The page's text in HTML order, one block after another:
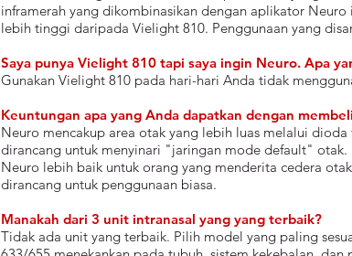
inframerah yang dikombinasikan dengan aplikator
lebih tinggi daripada Vielight 810. Penggunaan yang
Saya punya Vielight 810 tapi saya ingin Neuro. Apa
Gunakan Vielight 810 pada hari-hari Anda tidak
Keuntungan apa yang Anda dapatkan dengan
Neuro mencakup area otak yang lebih luas melalui
dirancang untuk menyinari "jaringan mode default" otak.
Neuro lebih baik untuk orang yang menderita cedera
dirancang untuk penggunaan biasa.
Manakah dari 3 unit intranasal yang yang terbaik?
Tidak ada unit yang terbaik. Pilih model yang paling